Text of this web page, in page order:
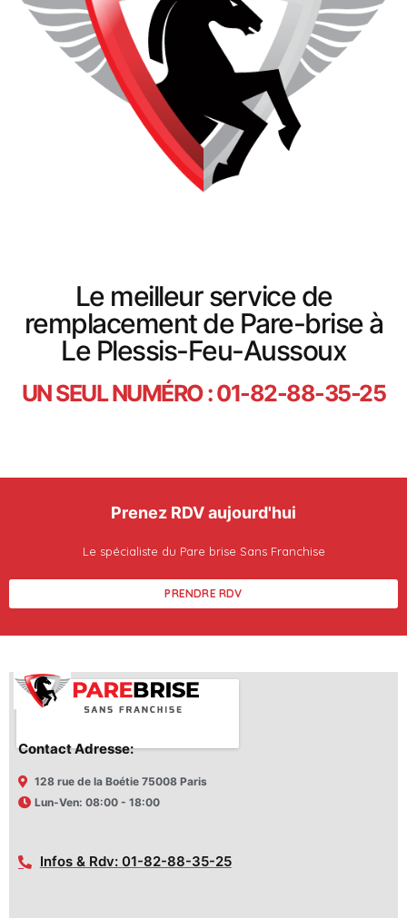
Le meilleur service de
remplacement de Pare-brise à
Le Plessis-Feu-Aussoux
UN SEUL NUMÉRO : 01-82-88-35-25
Prenez RDV aujourd'hui
Le spécialiste du Pare brise Sans Franchise
PRENDRE RDV
Contact Adresse:
128 rue de la Boétie 75008 Paris
Lun-Ven: 08:00 - 18:00
Infos & Rdv: 01-82-88-35-25